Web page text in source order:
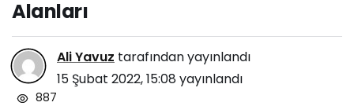
Alanları
Ali Yavuz tarafından yayınlandı
15 Şubat 2022, 15:08 yayınlandı
887